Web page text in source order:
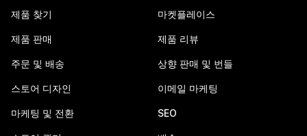
제품 찾기
제품 판매
주문 및 배송
스토어 디자인
마케팅 및 전환
마켓플레이스
제품 리뷰
상향 판매 및 번들
이메일 마케팅
SEO